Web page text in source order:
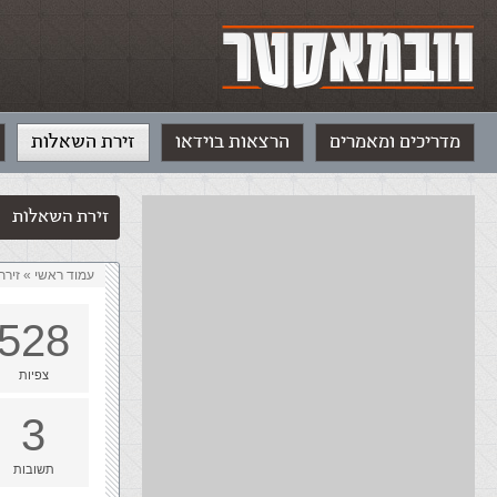
מדריכים ומאמרים הרצאות בוידאו זירת השאלות
זירת השאלות
עמוד ראשי »
צפיות
3
תשובות